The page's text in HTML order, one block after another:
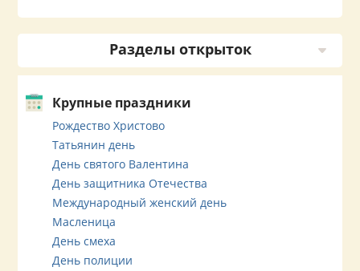
Разделы открыток
Крупные праздники
Рождество Христово
Татьянин день
День святого Валентина
День защитника Отечества
Международный женский день
Масленица
День смеха
День полиции